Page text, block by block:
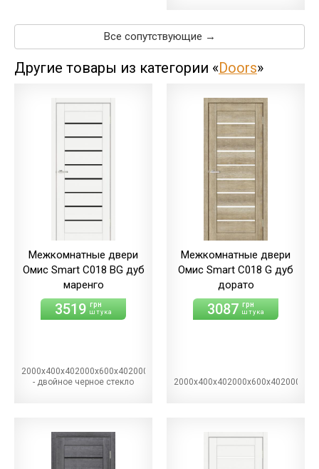
дуб
мерсо/ПВХ
(+110.00 грн)
светлый/экошпон
(+110.00 грн)
(+21.00 грн)
дуб
дуб
шале/ПВХ
(+21.00 грн)
Все сопутствующие →
Другие товары из категории «Doors»
Межкомнатные двери
Омис Smart С018 BG дуб
маренго
3519 грн
штука
2000х400х402000х600х402000х700х402000х800х402000х900х40BG
- двойное черное стекло
Межкомнатные двери
Омис Smart С018 G дуб
дорато
3087 грн
штука